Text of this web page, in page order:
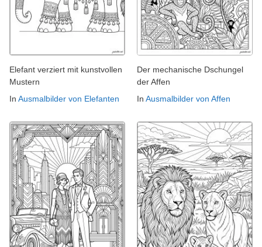
Elefant verziert mit kunstvollen
Mustern
In Ausmalbilder von Elefanten
Der mechanische Dschungel
der Affen
In Ausmalbilder von Affen